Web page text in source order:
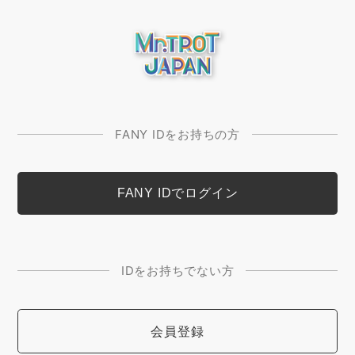
FANY IDをお持ちの方
IDをお持ちでない方
会員登録